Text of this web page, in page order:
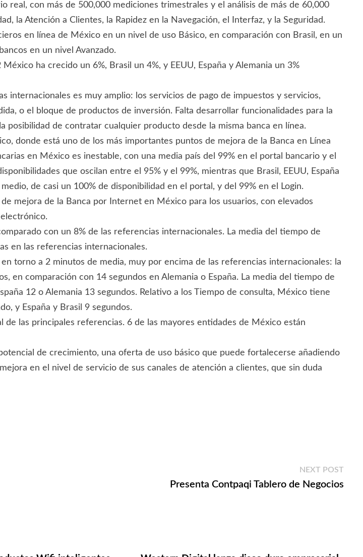
real, con más de 500,000 mediciones trimestrales y el análisis de más de 60,000
la Atención a Clientes, la Rapidez en la Navegación, el Interfaz, y la Seguridad.
en línea de México en un nivel de uso Básico, en comparación con Brasil, en un
en un nivel Avanzado.
ha crecido un 6%, Brasil un 4%, y EEUU, España y Alemania un 3%
internacionales es muy amplio: los servicios de pago de impuestos y servicios,
o el bloque de productos de inversión. Falta desarrollar funcionalidades para la
de contratar cualquier producto desde la misma banca en línea.
donde está uno de los más importantes puntos de mejora de la Banca en Línea
en México es inestable, con una media país del 99% en el portal bancario y el
que oscilan entre el 95% y el 99%, mientras que Brasil, EEUU, España
de casi un 100% de disponibilidad en el portal, y del 99% en el Login.
mejora de la Banca por Internet en México para los usuarios, con elevados
con un 8% de las referencias internacionales. La media del tiempo de
en las referencias internacionales.
torno a 2 minutos de media, muy por encima de las referencias internacionales: la
en comparación con 14 segundos en Alemania o España. La media del tiempo de
12 o Alemania 13 segundos. Relativo a los Tiempo de consulta, México tiene
y España y Brasil 9 segundos.
las principales referencias. 6 de las mayores entidades de México están
de crecimiento, una oferta de uso básico que puede fortalecerse añadiendo
en el nivel de servicio de sus canales de atención a clientes, que sin duda
NEXT POSTNext
post:
Presenta Contpaqi Tablero de Negocios